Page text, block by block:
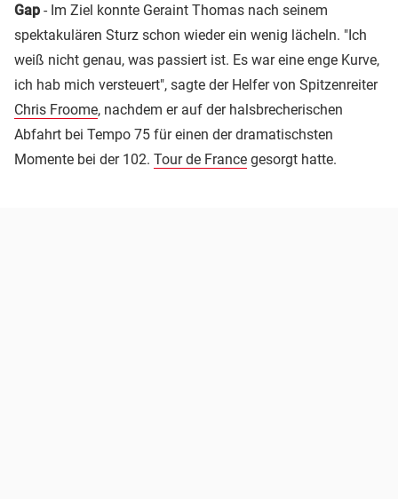
Gap - Im Ziel konnte Geraint Thomas nach seinem
spektakulären Sturz schon wieder ein wenig lächeln. "Ich
weiß nicht genau, was passiert ist. Es war eine enge Kurve,
ich hab mich versteuert", sagte der Helfer von Spitzenreiter
Chris Froome, nachdem er auf der halsbrecherischen
Abfahrt bei Tempo 75 für einen der dramatischsten
Momente bei der 102. Tour de France gesorgt hatte.